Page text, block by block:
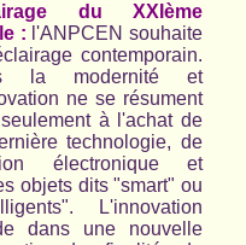
du XXIème
: l'ANPCEN souhaite
contemporain.
la modernité et
ne se résument
à l'achat de
technologie, de
électronique et
objets dits "smart" ou
L'innovation
dans une nouvelle